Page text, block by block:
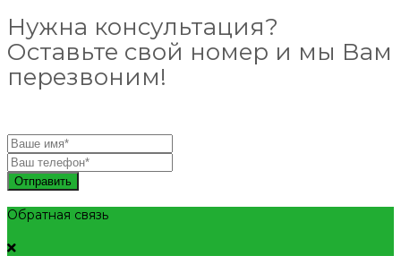
Нужна консультация?
Оставьте свой номер и мы Вам
перезвоним!
Отправить
Обратная связь